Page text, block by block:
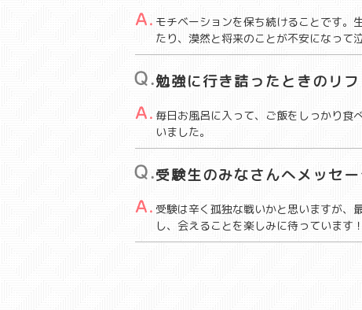
モチベーションを保ち続けることです。
たり、漠然と将来のことが不安になって
勉強に行き詰ったときのリ
毎日お風呂に入って、ご飯をしっかり食
いました。
受験生のみなさんへメッセー
受験は辛く孤独な戦いかと思いますが、
し、会えることを楽しみに待っています！